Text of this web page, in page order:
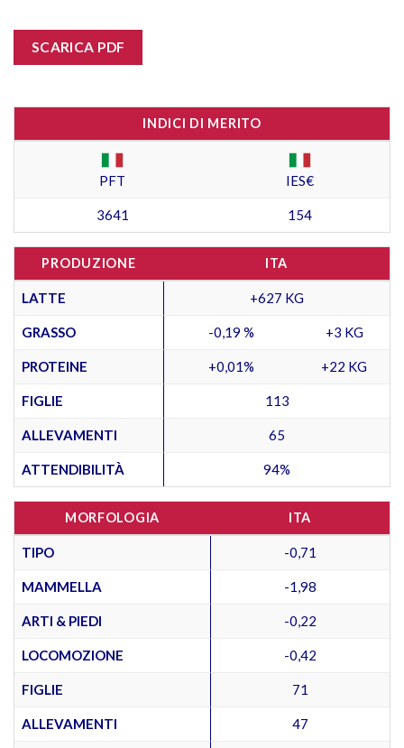
SCARICA PDF
INDICI DI MERITO
PFT IES€
3641 154
PRODUZIONE ITA
LATTE +627 KG
GRASSO -0,19 % +3 KG
PROTEINE +0,01% +22 KG
FIGLIE 113
ALLEVAMENTI 65
ATTENDIBILITÀ 94%
MORFOLOGIA ITA
TIPO -0,71
MAMMELLA -1,98
ARTI & PIEDI -0,22
LOCOMOZIONE -0,42
FIGLIE 71
ALLEVAMENTI 47